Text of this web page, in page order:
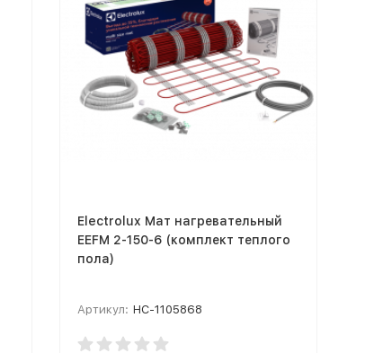
Electrolux Мат нагревательный
EEFM 2-150-6 (комплект теплого
пола)
Артикул: НС-1105868